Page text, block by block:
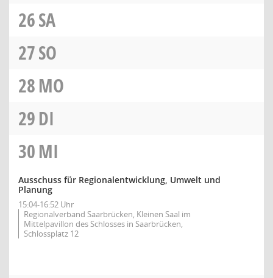
26SA
27SO
28MO
29DI
30MI
Ausschuss für Regionalentwicklung, Umwelt und
Planung
15:04-16:52 Uhr
Regionalverband Saarbrücken, Kleinen Saal im
Mittelpavillon des Schlosses in Saarbrücken,
Schlossplatz 12